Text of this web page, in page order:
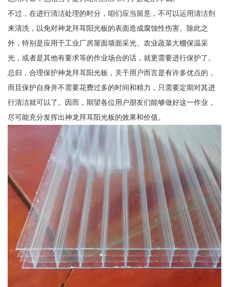
不过，在进行清洁处理的时分，咱们应当留意，不可以运用清洁剂
来清洗，以免对神龙拜耳阳光板的表面造成腐蚀性伤害。除此之
外，特别是应用于工业厂房屋面墙面采光、农业蔬菜大棚保温采
光，或者是其他有要求等的作业场合的话，就更需要进行保护了。
总归，合理保护神龙拜耳阳光板，关于用户而言是有许多优点的，
而且保护自身并不需要花费过多的时间和精力，只需要定期对其进
行清洁就可以了。因而，期望各位用户朋友们能够做好这一作业，
尽可能充分发挥出神龙拜耳阳光板的效果和价值。